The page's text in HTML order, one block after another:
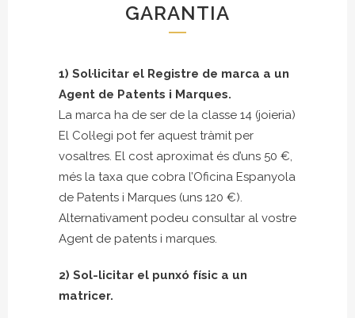
GARANTIA
1) Sol·licitar el Registre de marca a un
Agent de Patents i Marques.
La marca ha de ser de la classe 14 (joieria)
El Col·legi pot fer aquest tràmit per
vosaltres. El cost aproximat és d’uns 50 €,
més la taxa que cobra l’Oficina Espanyola
de Patents i Marques (uns 120 €).
Alternativament podeu consultar al vostre
Agent de patents i marques.
2) Sol-licitar el punxó físic a un
matricer.